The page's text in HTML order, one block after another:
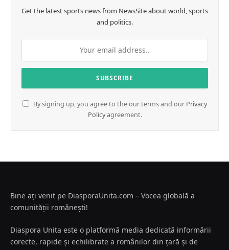
Get the latest sports news from NewsSite about world, sports
and politics.
By signing up, you agree to the our terms and our Privacy
Policyagreement.
Bine ați venit pe DiasporaUnita.com – Vocea globală a
comunității românești!
Diaspora Unita este o platformă media dedicată informării
corecte, rapide și echilibrate a românilor din țară și de